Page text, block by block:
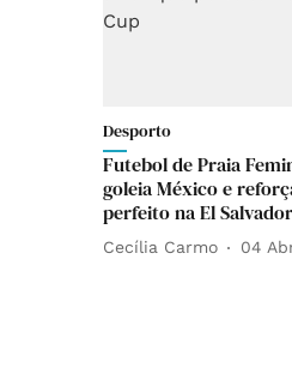
Desporto
Futebol de Praia
goleia México e
perfeito na El
Cecília Carmo 04